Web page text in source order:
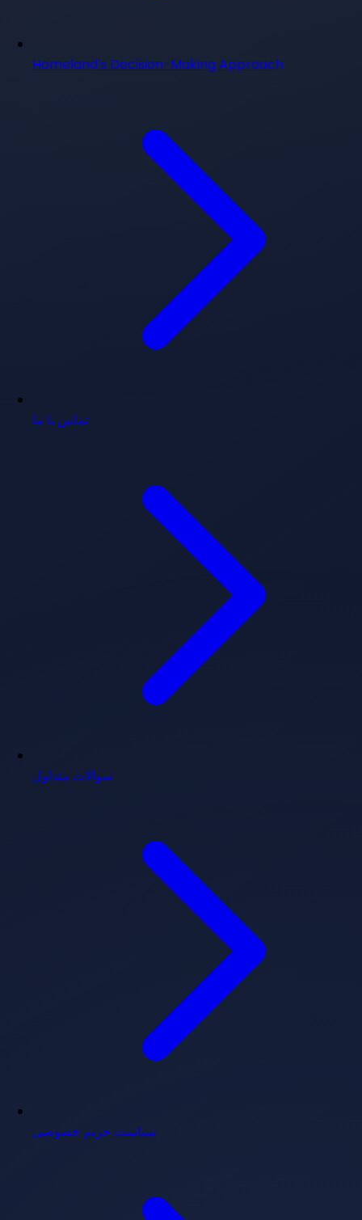
Homeland's Decision-Making Approach
تماس با ما
سوالات متداول
سیاست حریم خصوصی